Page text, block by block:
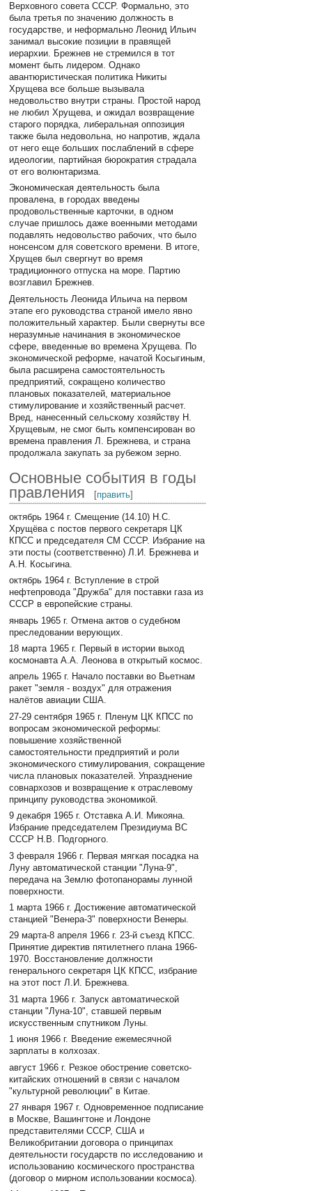
Верховного совета СССР. Формально, это
была третья по значению должность в
государстве, и неформально Леонид Ильич
занимал высокие позиции в правящей
иерархии. Брежнев не стремился в тот
момент быть лидером. Однако
авантюристическая политика Никиты
Хрущева все больше вызывала
недовольство внутри страны. Простой народ
не любил Хрущева, и ожидал возвращение
старого порядка, либеральная оппозиция
также была недовольна, но напротив, ждала
от него еще больших послаблений в сфере
идеологии, партийная бюрократия страдала
от его волюнтаризма.
Экономическая деятельность была
провалена, в городах введены
продовольственные карточки, в одном
случае пришлось даже военными методами
подавлять недовольство рабочих, что было
нонсенсом для советского времени. В итоге,
Хрущев был свергнут во время
традиционного отпуска на море. Партию
возглавил Брежнев.
Деятельность Леонида Ильича на первом
этапе его руководства страной имело явно
положительный характер. Были свернуты все
неразумные начинания в экономическое
сфере, введенные во времена Хрущева. По
экономической реформе, начатой Косыгиным,
была расширена самостоятельность
предприятий, сокращено количество
плановых показателей, материальное
стимулирование и хозяйственный расчет.
Вред, нанесенный сельскому хозяйству Н.
Хрущевым, не смог быть компенсирован во
времена правления Л. Брежнева, и страна
продолжала закупать за рубежом зерно.
Основные события в годы
правления
[править]
октябрь 1964 г. Смещение (14.10) Н.С.
Хрущёва с постов первого секретаря ЦК
КПСС и председателя СМ СССР. Избрание на
эти посты (соответственно) Л.И. Брежнева и
А.Н. Косыгина.
октябрь 1964 г. Вступление в строй
нефтепровода "Дружба" для поставки газа из
СССР в европейские страны.
январь 1965 г. Отмена актов о судебном
преследовании верующих.
18 марта 1965 г. Первый в истории выход
космонавта А.А. Леонова в открытый космос.
апрель 1965 г. Начало поставки во Вьетнам
ракет "земля - воздух" для отражения
налётов авиации США.
27-29 сентября 1965 г. Пленум ЦК КПСС по
вопросам экономической реформы:
повышение хозяйственной
самостоятельности предприятий и роли
экономического стимулирования, сокращение
числа плановых показателей. Упразднение
совнархозов и возвращение к отраслевому
принципу руководства экономикой.
9 декабря 1965 г. Отставка А.И. Микояна.
Избрание председателем Президиума ВС
СССР Н.В. Подгорного.
3 февраля 1966 г. Первая мягкая посадка на
Луну автоматической станции "Луна-9",
передача на Землю фотопанорамы лунной
поверхности.
1 марта 1966 г. Достижение автоматической
станцией "Венера-3" поверхности Венеры.
29 марта-8 апреля 1966 г. 23-й съезд КПСС.
Принятие директив пятилетнего плана 1966-
1970. Восстановление должности
генерального секретаря ЦК КПСС, избрание
на этот пост Л.И. Брежнева.
31 марта 1966 г. Запуск автоматической
станции "Луна-10", ставшей первым
искусственным спутником Луны.
1 июня 1966 г. Введение ежемесячной
зарплаты в колхозах.
август 1966 г. Резкое обострение советско-
китайских отношений в связи с началом
"культурной революции" в Китае.
27 января 1967 г. Одновременное подписание
в Москве, Вашингтоне и Лондоне
представителями СССР, США и
Великобритании договора о принципах
деятельности государств по исследованию и
использованию космического пространства
(договор о мирном использовании космоса).